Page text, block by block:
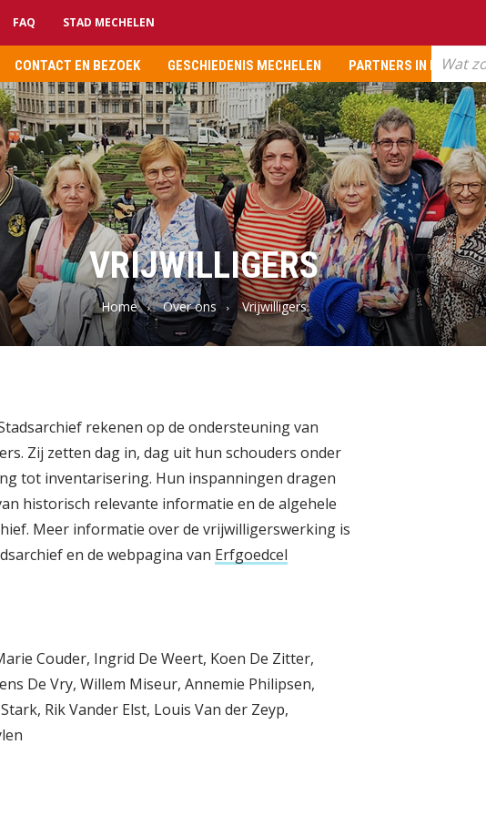
FAQ STAD MECHELEN
CONTACT EN BEZOEK GESCHIEDENIS MECHELEN PARTNERS IN ERFGOED
VRIJWILLIGERS
Home Over ons Vrijwilligers
rekenen op de ondersteuning van
Zij zetten dag in, dag uit hun schouders onder
tot inventarisering. Hun inspanningen dragen
historisch relevante informatie en de algehele
Meer informatie over de vrijwilligerswerking is
en de webpagina van Erfgoedcel
Couder, Ingrid De Weert, Koen De Zitter,
De Vry, Willem Miseur, Annemie Philipsen,
Rik Vander Elst, Louis Van der Zeyp,